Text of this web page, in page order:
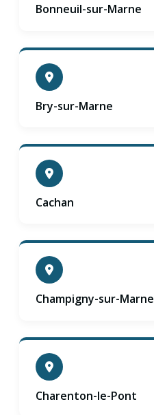
Bonneuil-sur-Marne
Bry-sur-Marne
Cachan
Champigny-sur-Marne
Charenton-le-Pont